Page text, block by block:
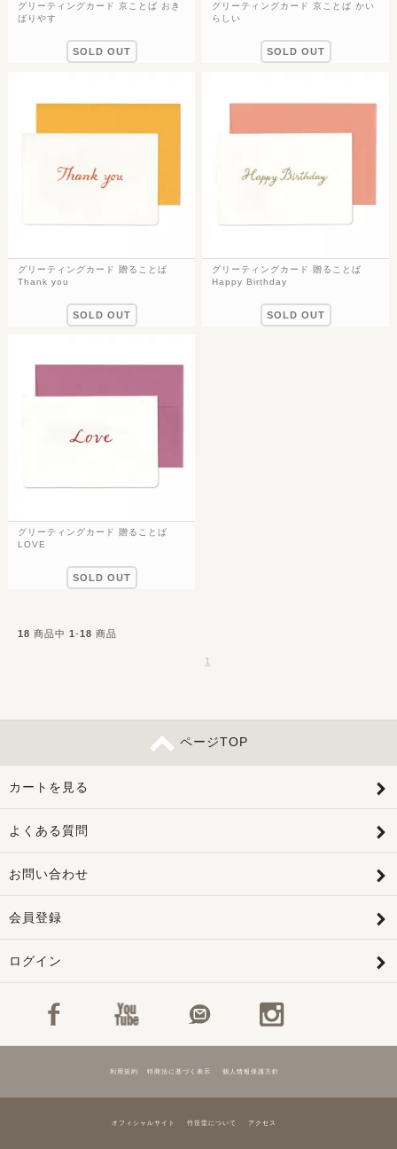
グリーティングカード 京ことば おき
ばりやす
SOLD OUT
グリーティングカード 京ことば かい
らしい
SOLD OUT
グリーティングカード 贈ることば
Thank you
SOLD OUT
グリーティングカード 贈ることば
Happy Birthday
SOLD OUT
グリーティングカード 贈ることば
LOVE
SOLD OUT
18 商品中 1 -18 商品
1
ページTOP
カートを見る
よくある質問
お問い合わせ
会員登録
ログイン
利用規約 特商法に基づく表示 個人情報保護方針
オフィシャルサイト 竹笹堂について アクセス